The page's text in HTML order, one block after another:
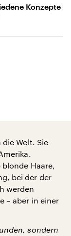
Konzepte
Welt. Sie
Haare,
bei der der
werden
– aber in einer
sondern